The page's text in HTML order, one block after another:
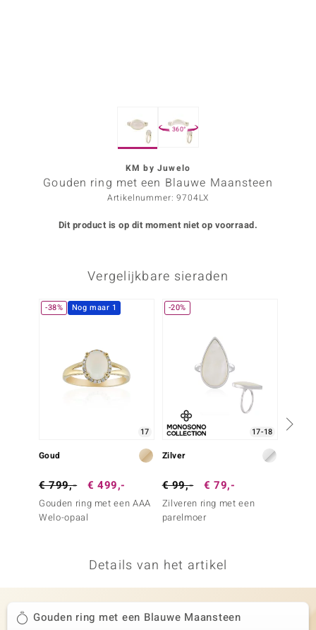
Collection
360°
KM by Juwelo
Gouden ring met een Blauwe Maansteen
Artikelnummer: 9704LX
Dit product is op dit moment niet op voorraad.
Vergelijkbare sieraden
-38% Nog maar 1
17
Goud
€ 799,- € 499,-
Gouden ring met een AAA
Welo-opaal
-20%
17-18
Zilver
€ 99,- € 79,-
Zilveren ring met een
parelmoer
Details van het artikel
Gouden ring met een Blauwe Maansteen